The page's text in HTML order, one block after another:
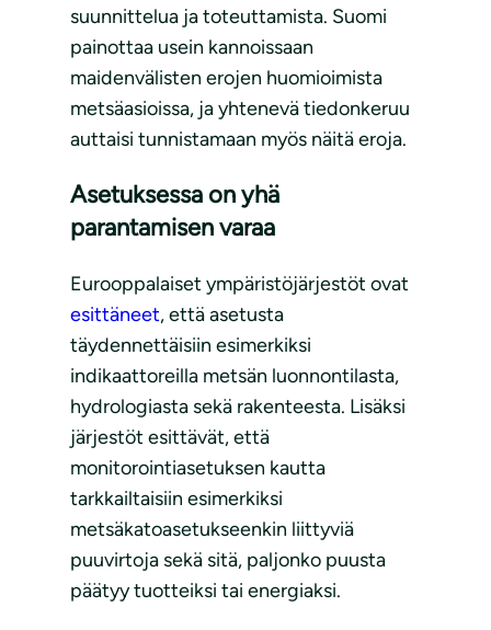
suunnittelua ja toteuttamista. Suomi
painottaa usein kannoissaan
maidenvälisten erojen huomioimista
metsäasioissa, ja yhtenevä tiedonkeruu
auttaisi tunnistamaan myös näitä eroja.
Asetuksessa on yhä
parantamisen varaa
Eurooppalaiset ympäristöjärjestöt ovat
esittäneet, että asetusta
täydennettäisiin esimerkiksi
indikaattoreilla metsän luonnontilasta,
hydrologiasta sekä rakenteesta. Lisäksi
järjestöt esittävät, että
monitorointiasetuksen kautta
tarkkailtaisiin esimerkiksi
metsäkatoasetukseenkin liittyviä
puuvirtoja sekä sitä, paljonko puusta
päätyy tuotteiksi tai energiaksi.